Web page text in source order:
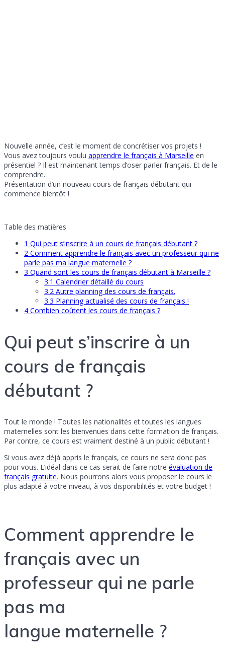
Nouvelle année, c’est le moment de concrétiser vos projets !
Vous avez toujours voulu apprendre le français à Marseille en
présentiel ? Il est maintenant temps d’oser parler français. Et de le
comprendre.
Présentation d’un nouveau cours de français débutant qui
commence bientôt !
Table des matières
1 Qui peut s’inscrire à un cours de français débutant ?
2 Comment apprendre le français avec un professeur qui ne
parle pas ma langue maternelle ?
3 Quand sont les cours de français débutant à Marseille ?
3.1 Calendrier détaillé du cours
3.2 Autre planning des cours de français.
3.3 Planning actualisé des cours de français !
4 Combien coûtent les cours de français ?
Qui peut s’inscrire à un
cours de français
débutant ?
Tout le monde ! Toutes les nationalités et toutes les langues
maternelles sont les bienvenues dans cette formation de français.
Par contre, ce cours est vraiment destiné à un public débutant !
Si vous avez déjà appris le français, ce cours ne sera donc pas
pour vous. L’idéal dans ce cas serait de faire notre évaluation de
français gratuite. Nous pourrons alors vous proposer le cours le
plus adapté à votre niveau, à vos disponibilités et votre budget !
Comment apprendre le
français avec un
professeur qui ne parle
pas ma
langue maternelle ?